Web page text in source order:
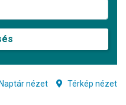
Naptár nézet Térkép nézet